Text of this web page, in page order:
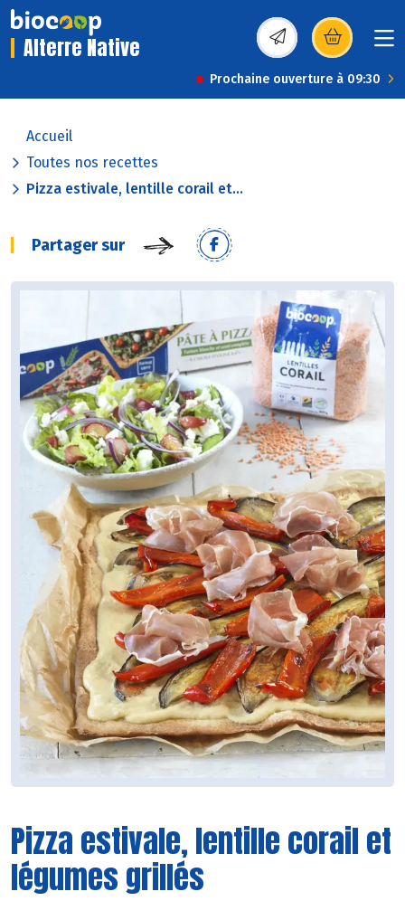
Alterre Native (s’ouvre dans une
Prochaine ouverture à 09:30
Accueil
Toutes nos recettes
Pizza estivale, lentille corail et...
Partager sur
Pizza estivale, lentille corail et
légumes grillés